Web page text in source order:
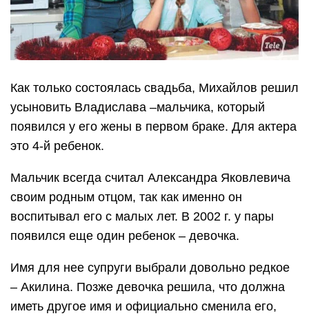
Как только состоялась свадьба, Михайлов решил
усыновить Владислава –мальчика, который
появился у его жены в первом браке. Для актера
это 4-й ребенок.
Мальчик всегда считал Александра Яковлевича
своим родным отцом, так как именно он
воспитывал его с малых лет. В 2002 г. у пары
появился еще один ребенок – девочка.
Имя для нее супруги выбрали довольно редкое
– Акилина. Позже девочка решила, что должна
иметь другое имя и официально сменила его,